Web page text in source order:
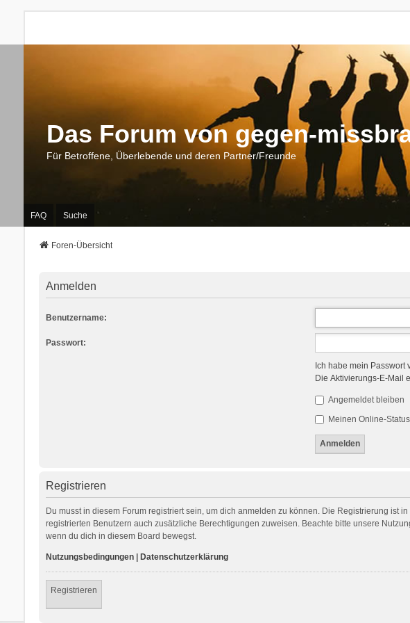
Das Forum von gegen-
Für Betroffene, Überlebende und deren Partner/Freunde
FAQ Suche
Foren-Übersicht
Anmelden
Benutzername:
Passwort:
Ich habe mein Passwort
Die Aktivierungs-E-Mail
Angemeldet bleiben
Meinen Online-
Registrieren
Du musst in diesem Forum registriert sein, um dich anmelden zu können. Die Registrierung
registrierten Benutzern auch zusätzliche Berechtigungen zuweisen. Beachte bitte unsere
wenn du dich in diesem Board bewegst.
Nutzungsbedingungen| Datenschutzerklärung
Registrieren